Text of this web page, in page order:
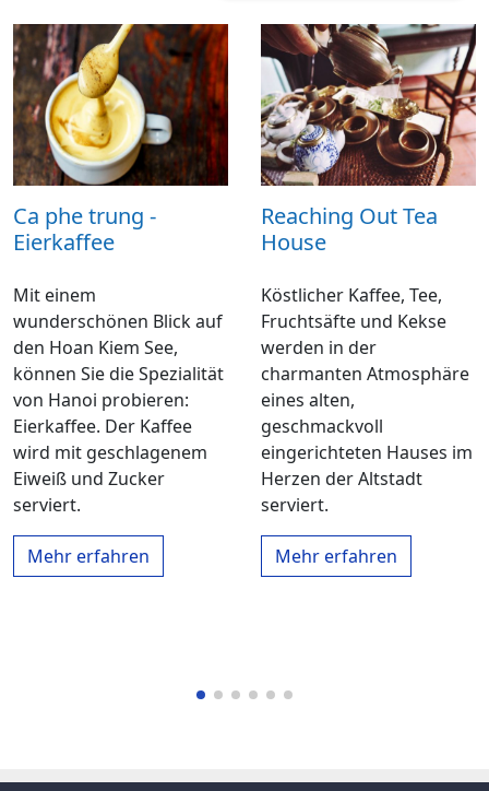
Ca phe trung -
Eierkaffee
Mit einem
wunderschönen Blick auf
den Hoan Kiem See,
können Sie die Spezialität
von Hanoi probieren:
Eierkaffee. Der Kaffee
wird mit geschlagenem
Eiweiß und Zucker
serviert.
Mehr erfahren
Reaching Out Tea
House
Köstlicher Kaffee, Tee,
Fruchtsäfte und Kekse
werden in der
charmanten Atmosphäre
eines alten,
geschmackvoll
eingerichteten Hauses im
Herzen der Altstadt
serviert.
Mehr erfahren